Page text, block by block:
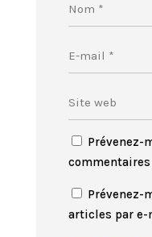
Prévenez-
Prévenez-
articles par e-